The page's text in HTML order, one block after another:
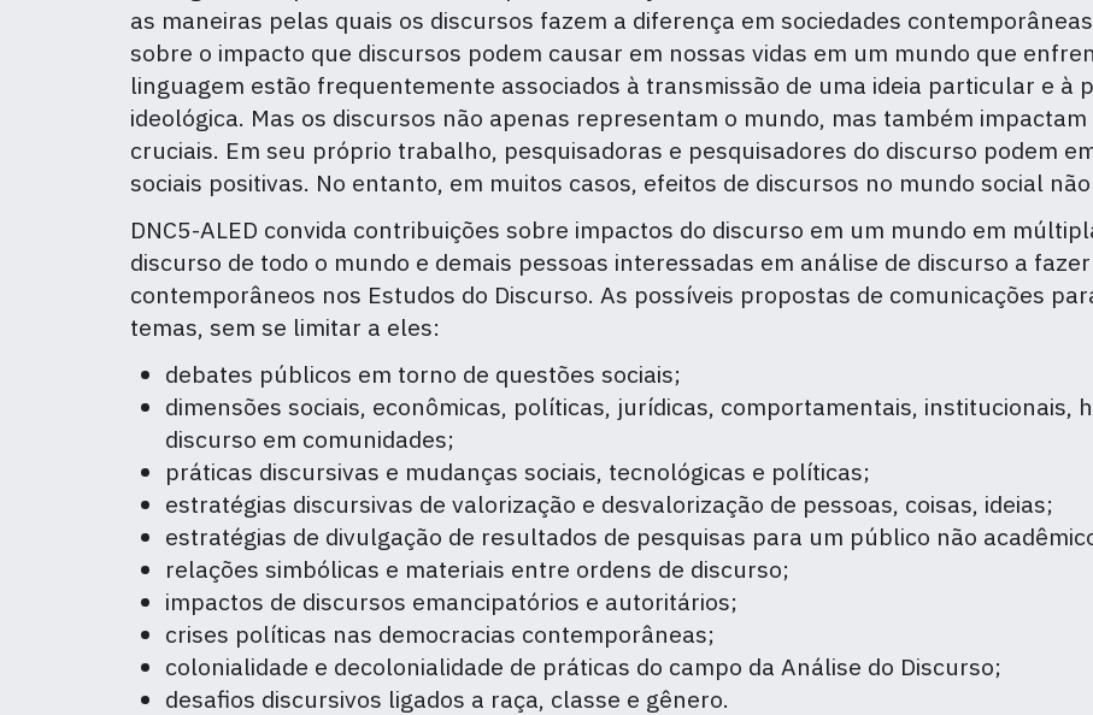
as maneiras pelas quais os discursos fazem a diferença em sociedades
sobre o impacto que discursos podem causar em nossas vidas em um mundo que
linguagem estão frequentemente associados à transmissão de uma ideia particular e à
ideológica. Mas os discursos não apenas representam o mundo, mas também
cruciais. Em seu próprio trabalho, pesquisadoras e pesquisadores do discurso podem
sociais positivas. No entanto, em muitos casos, efeitos de discursos no mundo social
DNC5-ALED convida contribuições sobre impactos do discurso em um mundo em
discurso de todo o mundo e demais pessoas interessadas em análise de discurso a
contemporâneos nos Estudos do Discurso. As possíveis propostas de comunicações
temas, sem se limitar a eles:
debates públicos em torno de questões sociais;
dimensões sociais, econômicas, políticas, jurídicas, comportamentais, institucionais,
discurso em comunidades;
práticas discursivas e mudanças sociais, tecnológicas e políticas;
estratégias discursivas de valorização e desvalorização de pessoas, coisas, ideias;
estratégias de divulgação de resultados de pesquisas para um público não
relações simbólicas e materiais entre ordens de discurso;
impactos de discursos emancipatórios e autoritários;
crises políticas nas democracias contemporâneas;
colonialidade e decolonialidade de práticas do campo da Análise do Discurso;
desafios discursivos ligados a raça, classe e gênero.